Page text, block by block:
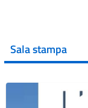
Sala stampa